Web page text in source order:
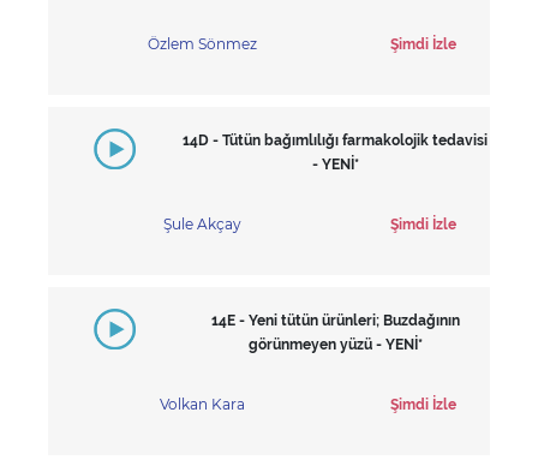
Özlem Sönmez Şimdi İzle
14D - Tütün bağımlılığı farmakolojik tedavisi
- YENİ*
Şule Akçay Şimdi İzle
14E - Yeni tütün ürünleri; Buzdağının
görünmeyen yüzü - YENİ*
Volkan Kara Şimdi İzle